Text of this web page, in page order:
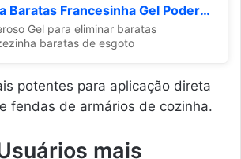
Mata Baratas Francesinha Gel Poderoso Kit C/ 4 Unidades 120g
Gel para eliminar baratas
baratas de esgoto
potentes para aplicação direta
fendas de armários de cozinha.
mais